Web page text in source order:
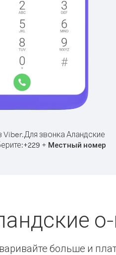
Viber.Для звонка Аландские
+229 + Местный номер
больше и